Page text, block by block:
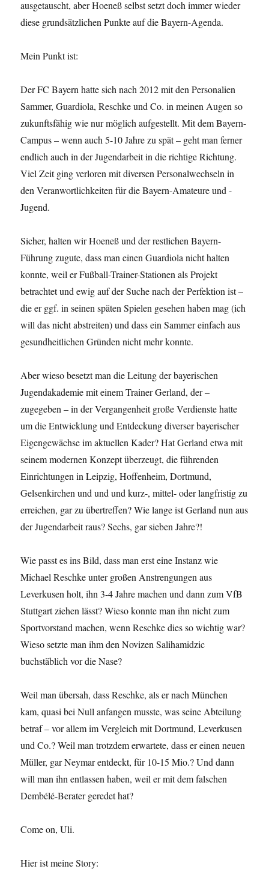
ausgetauscht, aber Hoeneß selbst setzt doch immer wieder
diese grundsätzlichen Punkte auf die Bayern-Agenda.
Mein Punkt ist:
Der FC Bayern hatte sich nach 2012 mit den Personalien
Sammer, Guardiola, Reschke und Co. in meinen Augen so
zukunftsfähig wie nur möglich aufgestellt. Mit dem Bayern-
Campus – wenn auch 5-10 Jahre zu spät – geht man ferner
endlich auch in der Jugendarbeit in die richtige Richtung.
Viel Zeit ging verloren mit diversen Personalwechseln in
den Veranwortlichkeiten für die Bayern-Amateure und -
Jugend.
Sicher, halten wir Hoeneß und der restlichen Bayern-
Führung zugute, dass man einen Guardiola nicht halten
konnte, weil er Fußball-Trainer-Stationen als Projekt
betrachtet und ewig auf der Suche nach der Perfektion ist –
die er ggf. in seinen späten Spielen gesehen haben mag (ich
will das nicht abstreiten) und dass ein Sammer einfach aus
gesundheitlichen Gründen nicht mehr konnte.
Aber wieso besetzt man die Leitung der bayerischen
Jugendakademie mit einem Trainer Gerland, der –
zugegeben – in der Vergangenheit große Verdienste hatte
um die Entwicklung und Entdeckung diverser bayerischer
Eigengewächse im aktuellen Kader? Hat Gerland etwa mit
seinem modernen Konzept überzeugt, die führenden
Einrichtungen in Leipzig, Hoffenheim, Dortmund,
Gelsenkirchen und und und kurz-, mittel- oder langfristig zu
erreichen, gar zu übertreffen? Wie lange ist Gerland nun aus
der Jugendarbeit raus? Sechs, gar sieben Jahre?!
Wie passt es ins Bild, dass man erst eine Instanz wie
Michael Reschke unter großen Anstrengungen aus
Leverkusen holt, ihn 3-4 Jahre machen und dann zum VfB
Stuttgart ziehen lässt? Wieso konnte man ihn nicht zum
Sportvorstand machen, wenn Reschke dies so wichtig war?
Wieso setzte man ihm den Novizen Salihamidzic
buchstäblich vor die Nase?
Weil man übersah, dass Reschke, als er nach München
kam, quasi bei Null anfangen musste, was seine Abteilung
betraf – vor allem im Vergleich mit Dortmund, Leverkusen
und Co.? Weil man trotzdem erwartete, dass er einen neuen
Müller, gar Neymar entdeckt, für 10-15 Mio.? Und dann
will man ihn entlassen haben, weil er mit dem falschen
Dembélé-Berater geredet hat?
Come on, Uli.
Hier ist meine Story: